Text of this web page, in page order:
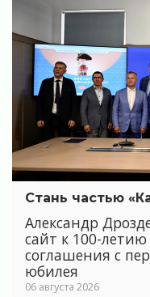
Стань частью
Александр
сайт к 100-
соглашения с
юбилея
06 августа 2026